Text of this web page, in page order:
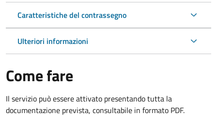
Caratteristiche del contrassegno
Ulteriori informazioni
Come fare
Il servizio può essere attivato presentando tutta la
documentazione prevista, consultabile in formato PDF.